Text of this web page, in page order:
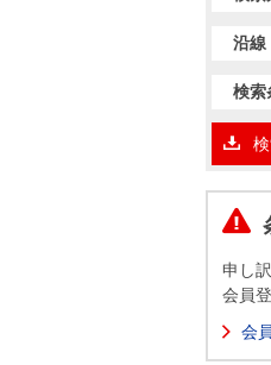
投資用物
購入向けサービス
住まいと暮らしの
売却時手
売却向けサービス
住まいと暮らしの
沿線
検索
申し
会員
会